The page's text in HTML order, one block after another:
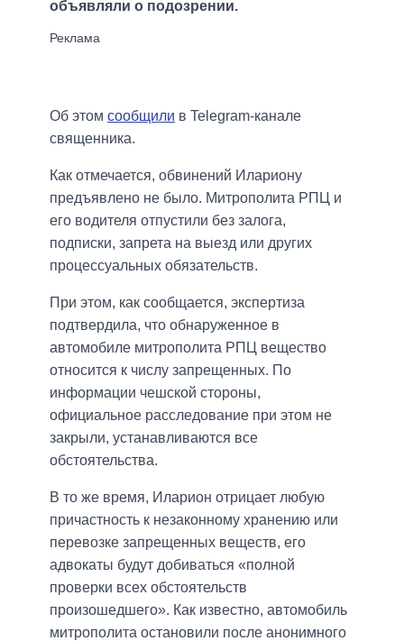
объявляли о подозрении.
Об этом сообщили в Telegram-канале
священника.
Как отмечается, обвинений Илариону
предъявлено не было. Митрополита РПЦ и
его водителя отпустили без залога,
подписки, запрета на выезд или других
процессуальных обязательств.
При этом, как сообщается, экспертиза
подтвердила, что обнаруженное в
автомобиле митрополита РПЦ вещество
относится к числу запрещенных. По
информации чешской стороны,
официальное расследование при этом не
закрыли, устанавливаются все
обстоятельства.
В то же время, Иларион отрицает любую
причастность к незаконному хранению или
перевозке запрещенных веществ, его
адвокаты будут добиваться «полной
проверки всех обстоятельств
произошедшего». Как известно, автомобиль
митрополита остановили после анонимного